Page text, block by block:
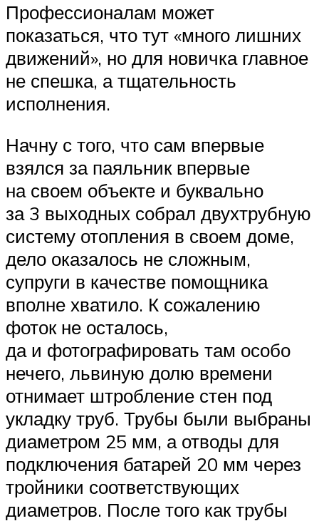
Профессионалам может
показаться, что тут «много лишних
движений», но для новичка главное
не спешка, а тщательность
исполнения.
Начну с того, что сам впервые
взялся за паяльник впервые
на своем объекте и буквально
за 3 выходных собрал двухтрубную
систему отопления в своем доме,
дело оказалось не сложным,
супруги в качестве помощника
вполне хватило. К сожалению
фоток не осталось,
да и фотографировать там особо
нечего, львиную долю времени
отнимает штробление стен под
укладку труб. Трубы были выбраны
диаметром 25 мм, а отводы для
подключения батарей 20 мм через
тройники соответствующих
диаметров. После того как трубы